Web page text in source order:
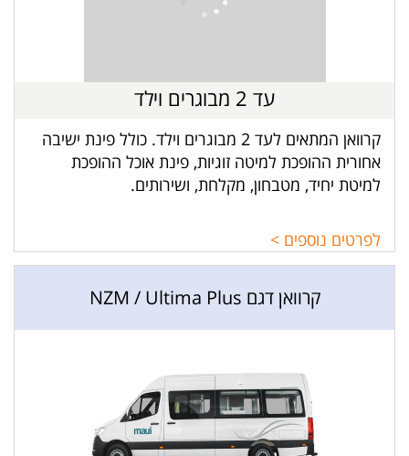
עד 2 מבוגרים וילד
קרוואן המתאים לעד 2 מבוגרים וילד. כולל פינת ישיבה
אחורית ההופכת למיטה זוגיות, פינת אוכל ההופכת
למיטת יחיד, מטבחון, מקלחת, ושירותים.
לפרטים נוספים >
קרוואן דגם NZM / Ultima Plus